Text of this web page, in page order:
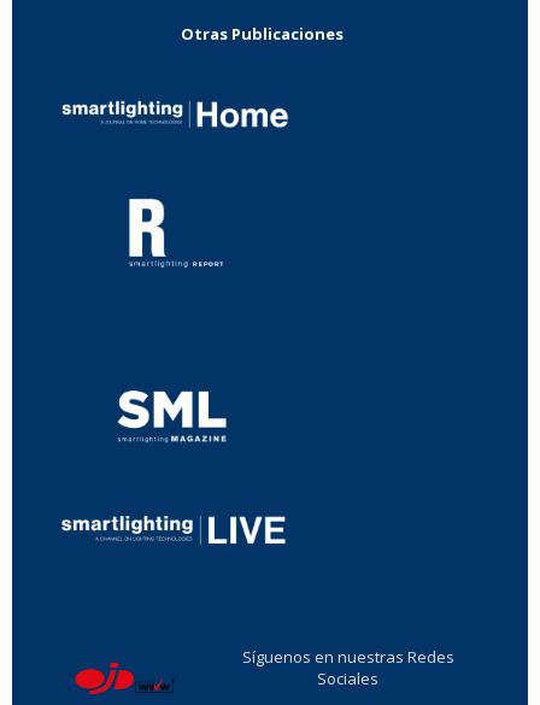
Otras Publicaciones
Síguenos en nuestras Redes
Sociales